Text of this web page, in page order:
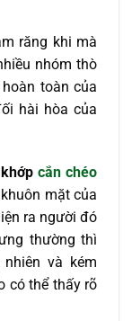
răng khi mà
nhóm thò
toàn của
hài hòa của
khớp cắn chéo
mặt của
ra người đó
thường thì
và kém
có thể thấy rõ